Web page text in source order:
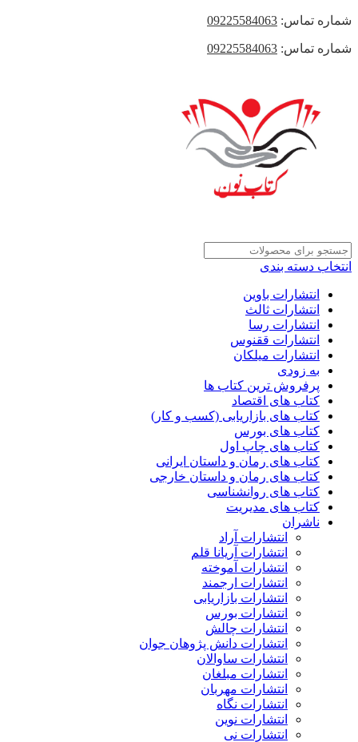
شماره تماس: 09225584063
شماره تماس: 09225584063
انتخاب دسته بندی
انتشارات باوین
انتشارات ثالث
انتشارات رسا
انتشارات ققنوس
انتشارات میلکان
به زودی
پرفروش ترین کتاب ها
کتاب های اقتصاد
کتاب های بازاریابی (کسب و کار)
کتاب های بورس
کتاب های چاپ اول
کتاب های رمان و داستان ایرانی
کتاب های رمان و داستان خارجی
کتاب های روانشناسی
کتاب های مدیریت
ناشران
انتشارات آراد
انتشارات آریانا قلم
انتشارات آموخته
انتشارات ارجمند
انتشارات بازاریابی
انتشارات بورس
انتشارات چالش
انتشارات دانش پژوهان جوان
انتشارات ساوالان
انتشارات مبلغان
انتشارات مهربان
انتشارات نگاه
انتشارات نوین
انتشارات نی